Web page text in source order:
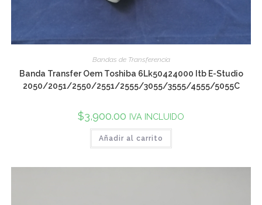
Bandas de Transferencia
Banda Transfer Oem Toshiba 6Lk50424000 Itb E-Studio
2050/2051/2550/2551/2555/3055/3555/4555/5055C
$3,900.00 IVA INCLUIDO
Añadir al carrito